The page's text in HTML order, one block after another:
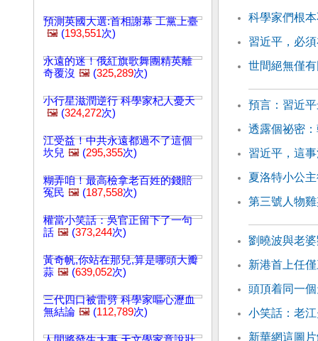
預測英國大選:首相謝幕 工黨上臺
🖼️ (193,551次)
永遠的迷！俄紅旗歌舞團精英離
奇覆沒 🖼️ (325,289次)
小行星滋潤逆行 科學家杞人憂天
🖼️ (324,272次)
江受益！中共永遠都過不了這個
坎兒 🖼️ (295,355次)
糊弄咱！最高檢拿老百姓的錢賠
冤民 🖼️ (187,558次)
權當小笑話：吳官正留下了一句
話 🖼️ (373,244次)
黃奇帆,你站在那兒,算是哪頭大瓣
蒜 🖼️ (639,052次)
三代四口被雷劈 科學家嘔心瀝血
無結論 🖼️ (112,789次)
科學家們根
習近平，必
世間絕無僅
預言：習近
透露個祕密
習近平，這
夏洛特小公
第三號人物
劉曉波與老
新港首上任
頭頂着同一
小笑話：老
新華網這圖